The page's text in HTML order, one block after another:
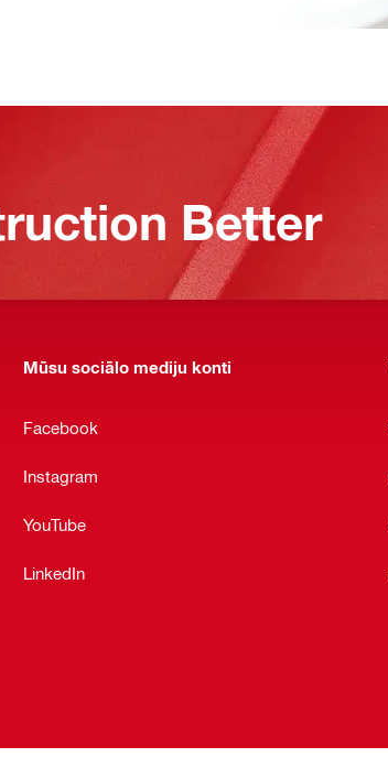
Better
Mūsu sociālo mediju konti
Facebook
Instagram
YouTube
LinkedIn